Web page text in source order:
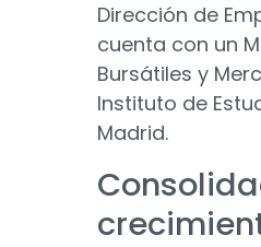
Dirección de
cuenta con un
Bursátiles y
Instituto de
Madrid.